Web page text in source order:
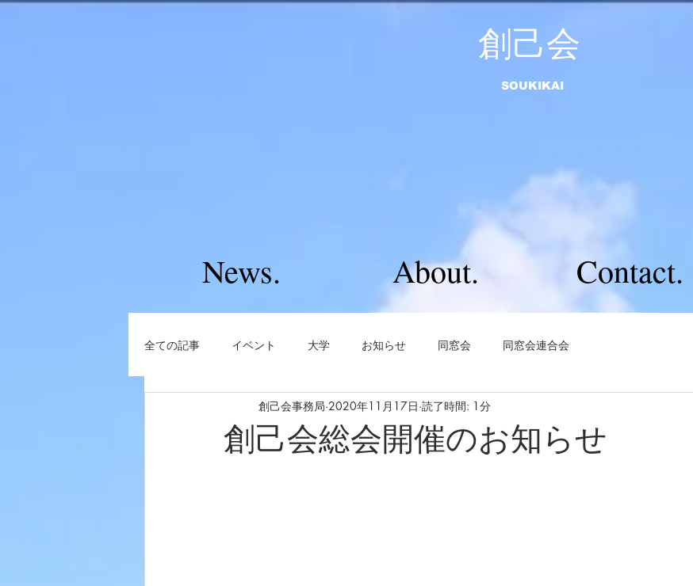
​創己会
​SOUKIKAI
News. About. Contact.
全ての記事 イベント 大学 お知らせ 同窓会 同窓会連合会
創己会総会開催のお知らせ
創己会事務局 2020年11月17日 読了時間: 1分